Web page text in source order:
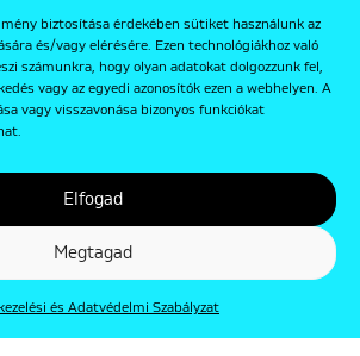
biztosítása érdekében sütiket használunk az
és/vagy elérésére. Ezen technológiákhoz való
számunkra, hogy olyan adatokat dolgozzunk fel,
vagy az egyedi azonosítók ezen a webhelyen. A
vagy visszavonása bizonyos funkciókat
Elfogad
Megtagad
és Adatvédelmi Szabályzat